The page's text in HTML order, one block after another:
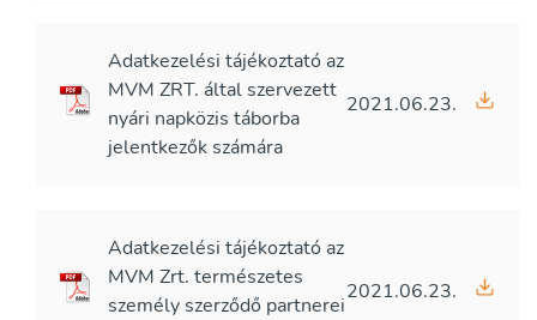
Adatkezelési tájékoztató az
MVM ZRT. által szervezett
nyári napközis táborba
jelentkezők számára
2021.06.23.
Adatkezelési tájékoztató az
MVM Zrt. természetes
személy szerződő partnerei
2021.06.23.